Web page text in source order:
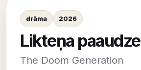
drāma 2026
Likteņa paaudze
The Doom Generation